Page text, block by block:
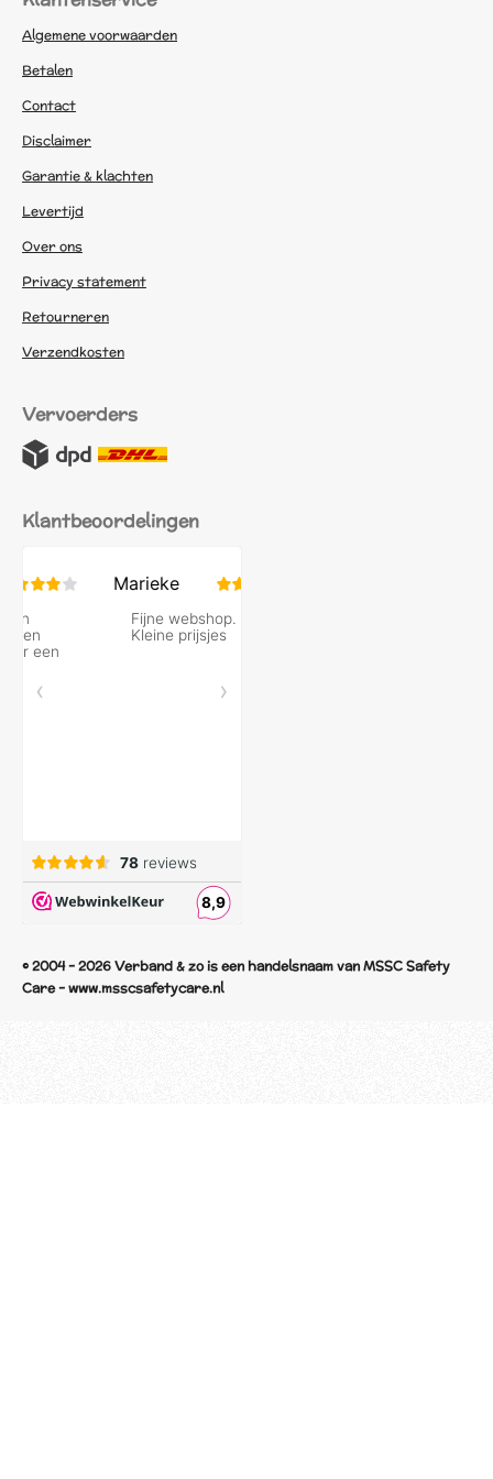
Algemene voorwaarden
Betalen
Contact
Disclaimer
Garantie & klachten
Levertijd
Over ons
Privacy statement
Retourneren
Verzendkosten
Vervoerders
Klantbeoordelingen
© 2004 - 2026 Verband & zo is een handelsnaam van MSSC Safety
Care - www.msscsafetycare.nl